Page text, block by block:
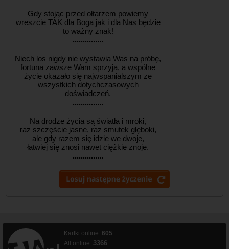
Gdy stojąc przed ołtarzem powiemy
wreszcie TAK dla Boga jak i dla Nas będzie
to ważny znak!
...............
Niech los nigdy nie wystawia Was na próbę,
fortuna zawsze Wam sprzyja, a wspólne
życie okazało się najwspanialszym ze
wszystkich dotychczasowych
doświadczeń.
...............
Na drodze życia są światła i mroki,
raz szczęście jasne, raz smutek głęboki,
ale gdy razem się idzie we dwoje,
łatwiej się znosi nawet ciężkie znoje.
...............
Kartki online: 605
All online: 3366